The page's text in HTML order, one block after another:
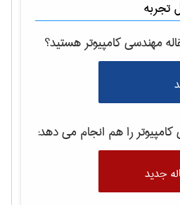
تجربه
مهندسی كامپيوترهستید؟
را هم انجام می دهد:
جدید